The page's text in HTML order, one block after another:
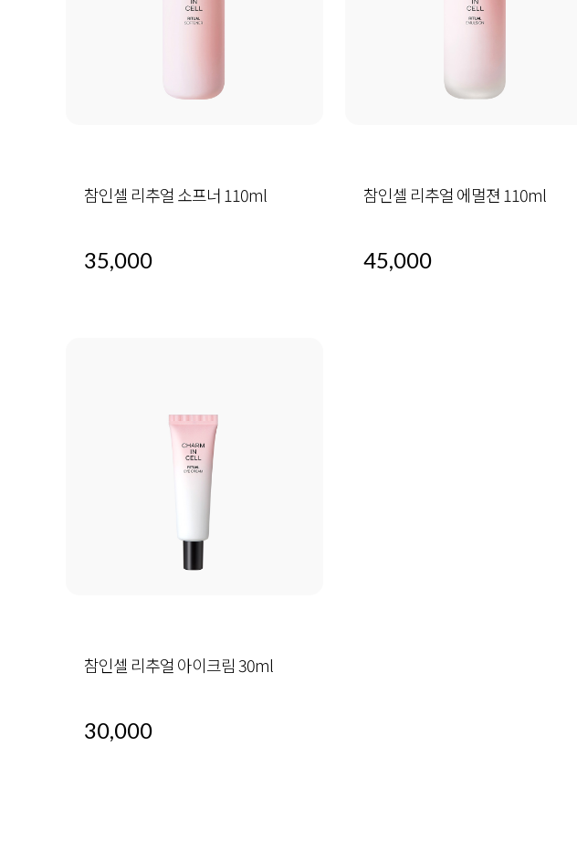
참인셀 리추얼 소프너 110ml
35,000
참인셀 리추얼 에멀젼 110ml
45,000
참인셀 리추얼 아이크림 30ml
30,000